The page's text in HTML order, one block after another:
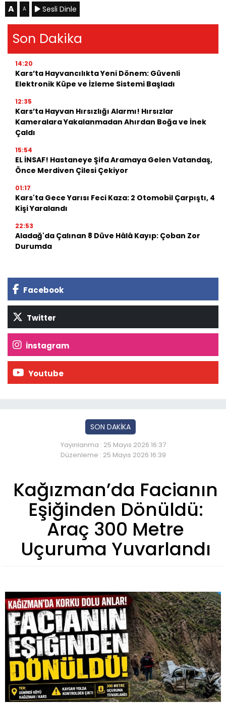
A A Sesli Dinle
Son Dakika
14:20
Kars’ta Hayvancılıkta Yeni Dönem: Güvenli
Elektronik Küpe ve İzleme Sistemi Başladı
12:35
Kars’ta Hayvan Hırsızlığı Alarmı! Hırsızlar
Kameralara Yakalanmadan Ahırdan Boğa ve İnek
Çaldı
15:54
EL İNSAF! Hastaneye Şifa Aramaya Gelen Vatandaş,
Önce Merdiven Çilesi Çekiyor
01:17
Kars'ta Gece Yarısı Feci Kaza: 2 Otomobil Çarpıştı, 4
Kişi Yaralandı
22:53
Aladağ'da Çalınan 8 Düve Hâlâ Kayıp: Çoban Zor
Durumda
Facebook
Twitter
İnstagram
Youtube
SON DAKİKA
Yayınlanma : 25 Mayıs 2026 16:37
Düzenleme : 25 Mayıs 2026 16:39
Kağızman’da Facianın
Eşiğinden Dönüldü:
Araç 300 Metre
Uçuruma Yuvarlandı